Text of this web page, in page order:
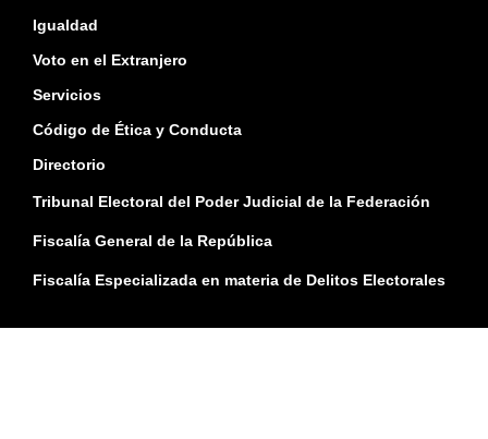
Igualdad
Voto en el Extranjero
Servicios
Código de Ética y Conducta
Directorio
Tribunal Electoral del Poder Judicial de la Federación
Fiscalía General de la República
Fiscalía Especializada en materia de Delitos Electorales